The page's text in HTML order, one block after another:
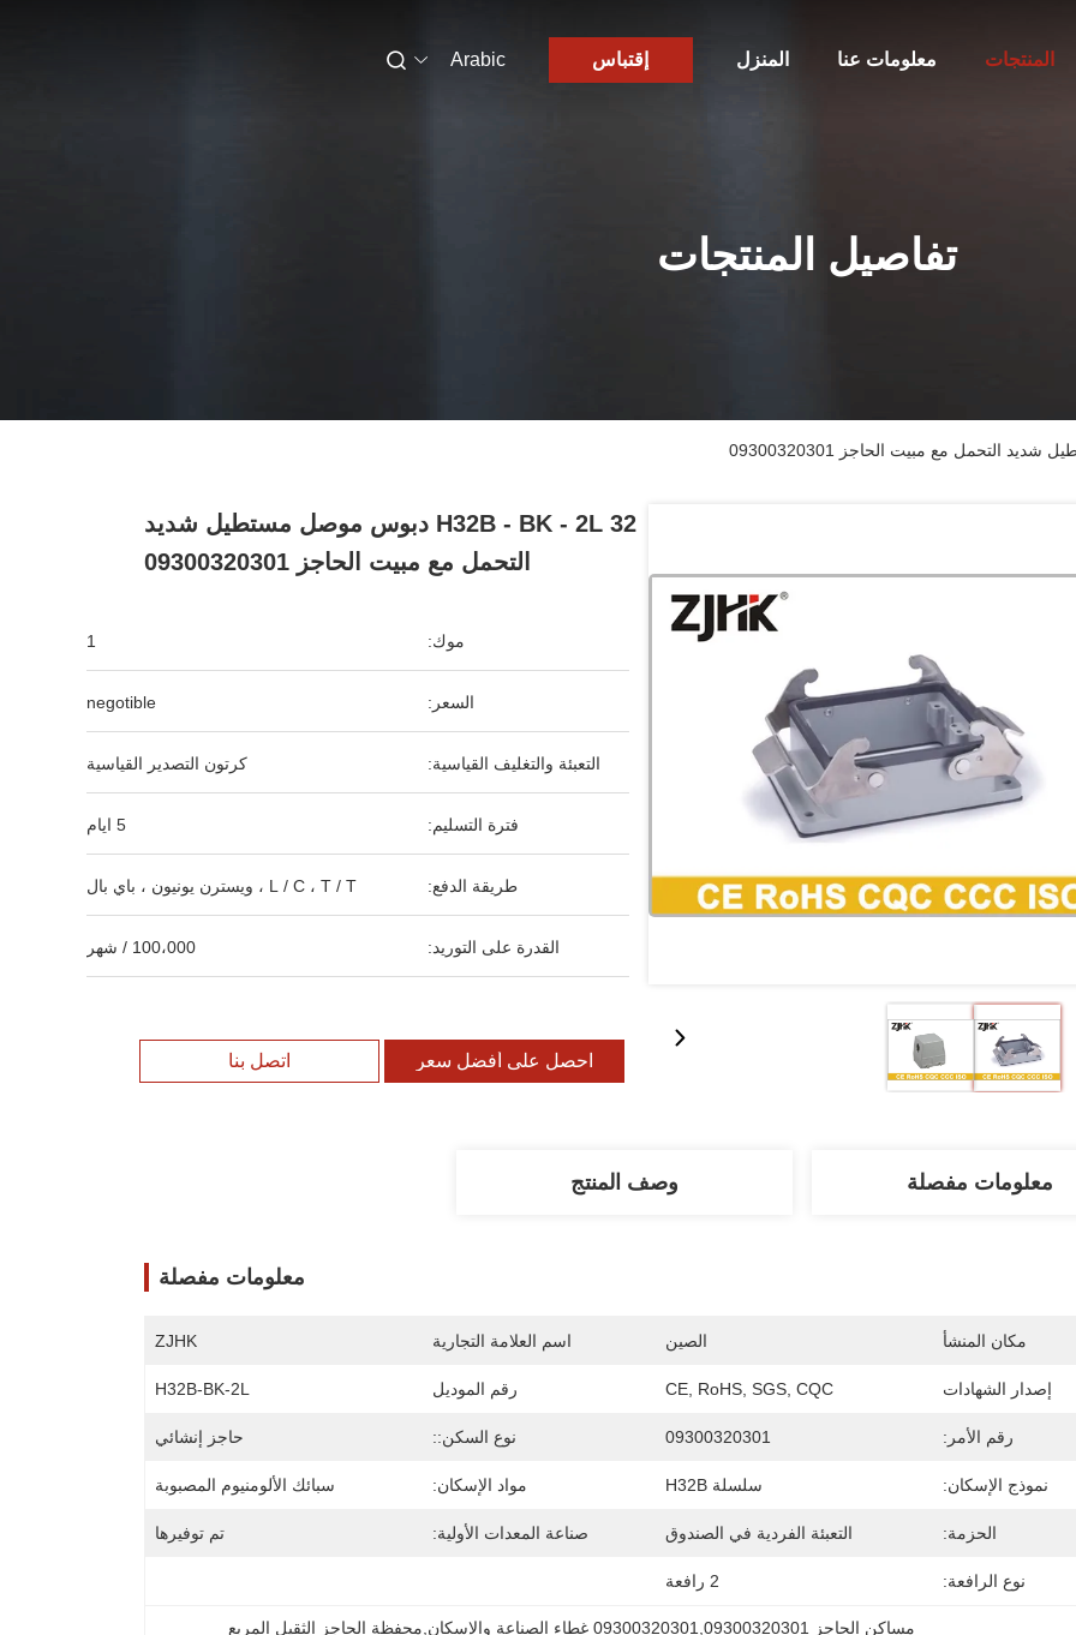
المنزل معلومات عنا المنتجات إقتباس Arabic
تفاصيل المنتجات
H32B - BK - 2L 32 دبوس موصل مستطيل شديد
التحمل مع مبيت الحاجز 09300320301
موك: 1
السعر: negotible
التعبئة والتغليف القياسية: كرتون التصدير القياسية
فترة التسليم: 5 ايام
طريقة الدفع: L / C ، T / T ، ويسترن يونيون ، باي بال
القدرة على التوريد: 100،000 / شهر
احصل على أفضل سعر اتصل بنا
معلومات مفصلة وصف المنتج
معلومات مفصلة
مكان المنشأ الصين اسم العلامة التجارية ZJHK
إصدار الشهادات CE, RoHS, SGS, CQC رقم الموديل H32B-BK-2L
رقم الأمر: 09300320301 نوع السكن:: حاجز إنشائي
نموذج الإسكان: سلسلة H32B مواد الإسكان: سبائك الألومنيوم المصبوبة
الحزمة: التعبئة الفردية في الصندوق صناعة المعدات الأولية: تم توفيرها
نوع الرافعة: 2 رافعة